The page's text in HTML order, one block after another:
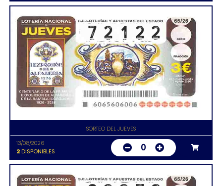
SORTEO DEL JUEVES
13/08/2026
2DISPONIBLES 0